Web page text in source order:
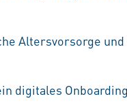
Altersvorsorge und
digitales